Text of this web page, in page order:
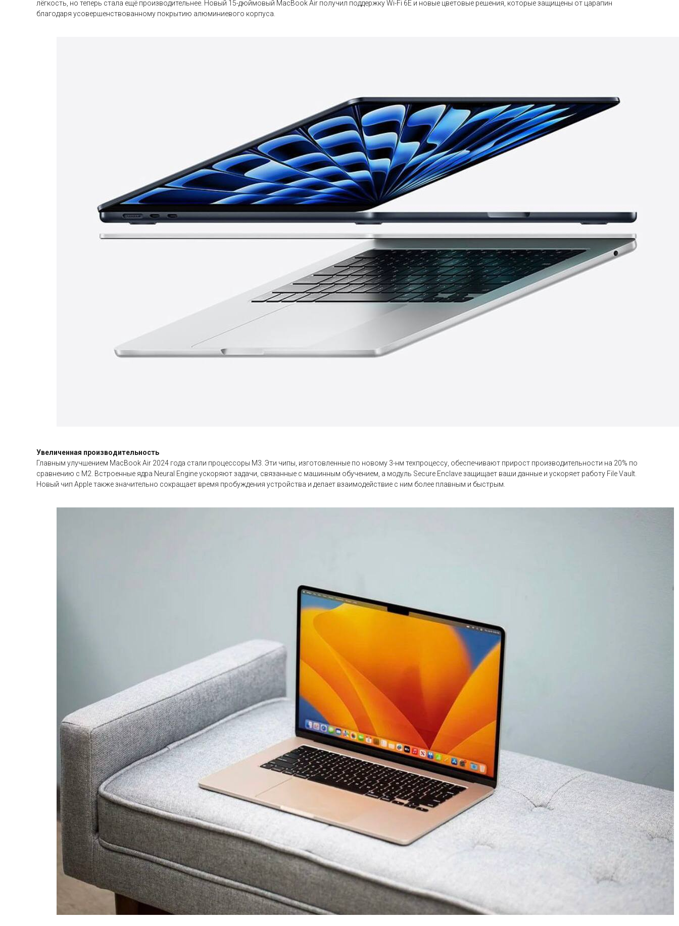
лёгкость, но теперь стала ещё производительнее. Новый 15-дюймовый MacBook Air получил поддержку Wi-Fi 6E и новые цветовые решения, которые защищены от царапин
благодаря усовершенствованному покрытию алюминиевого корпуса.
Увеличенная производительность
Главным улучшением MacBook Air 2024 года стали процессоры M3. Эти чипы, изготовленные по новому 3-нм техпроцессу, обеспечивают прирост производительности на 20% по
сравнению с M2. Встроенные ядра Neural Engine ускоряют задачи, связанные с машинным обучением, а модуль Secure Enclave защищает ваши данные и ускоряет работу File Vault.
Новый чип Apple также значительно сокращает время пробуждения устройства и делает взаимодействие с ним более плавным и быстрым.